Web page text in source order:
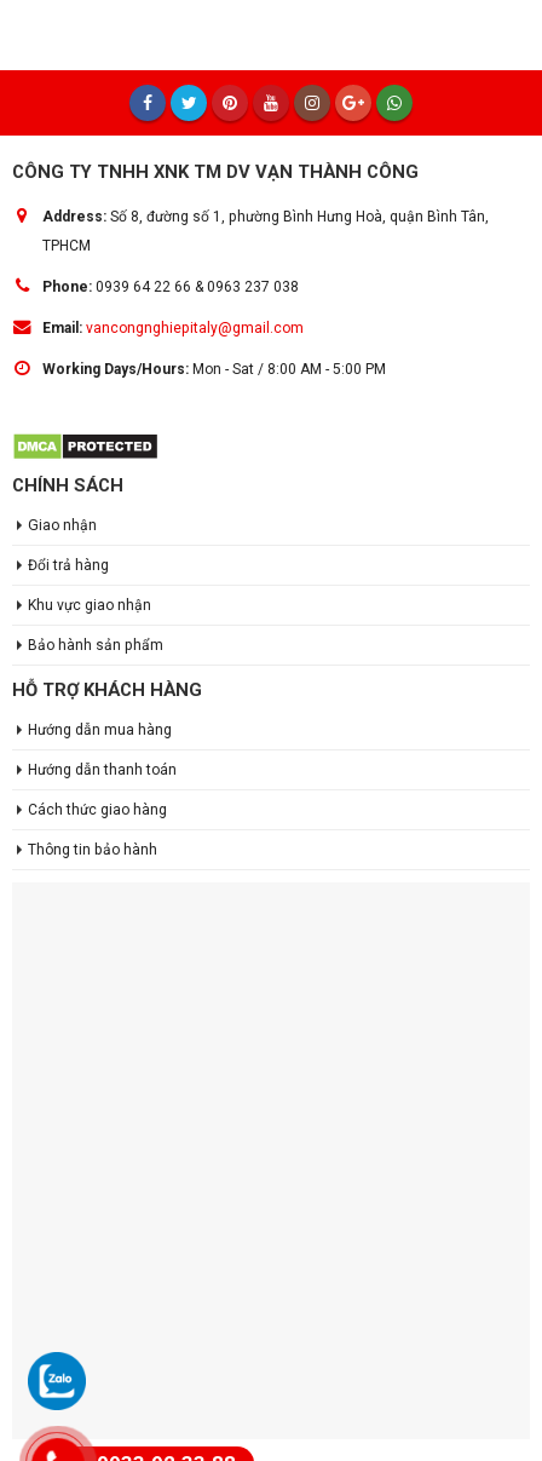
CÔNG TY TNHH XNK TM DV VẠN THÀNH CÔNG
Address: Số 8, đường số 1, phường Bình Hưng Hoà, quận Bình Tân,
TPHCM
Phone: 0939 64 22 66 & 0963 237 038
Email: vancongnghiepitaly@gmail.com
Working Days/Hours: Mon - Sat / 8:00 AM - 5:00 PM
CHÍNH SÁCH
Giao nhận
Đổi trả hàng
Khu vực giao nhận
Bảo hành sản phẩm
HỖ TRỢ KHÁCH HÀNG
Hướng dẫn mua hàng
Hướng dẫn thanh toán
Cách thức giao hàng
Thông tin bảo hành